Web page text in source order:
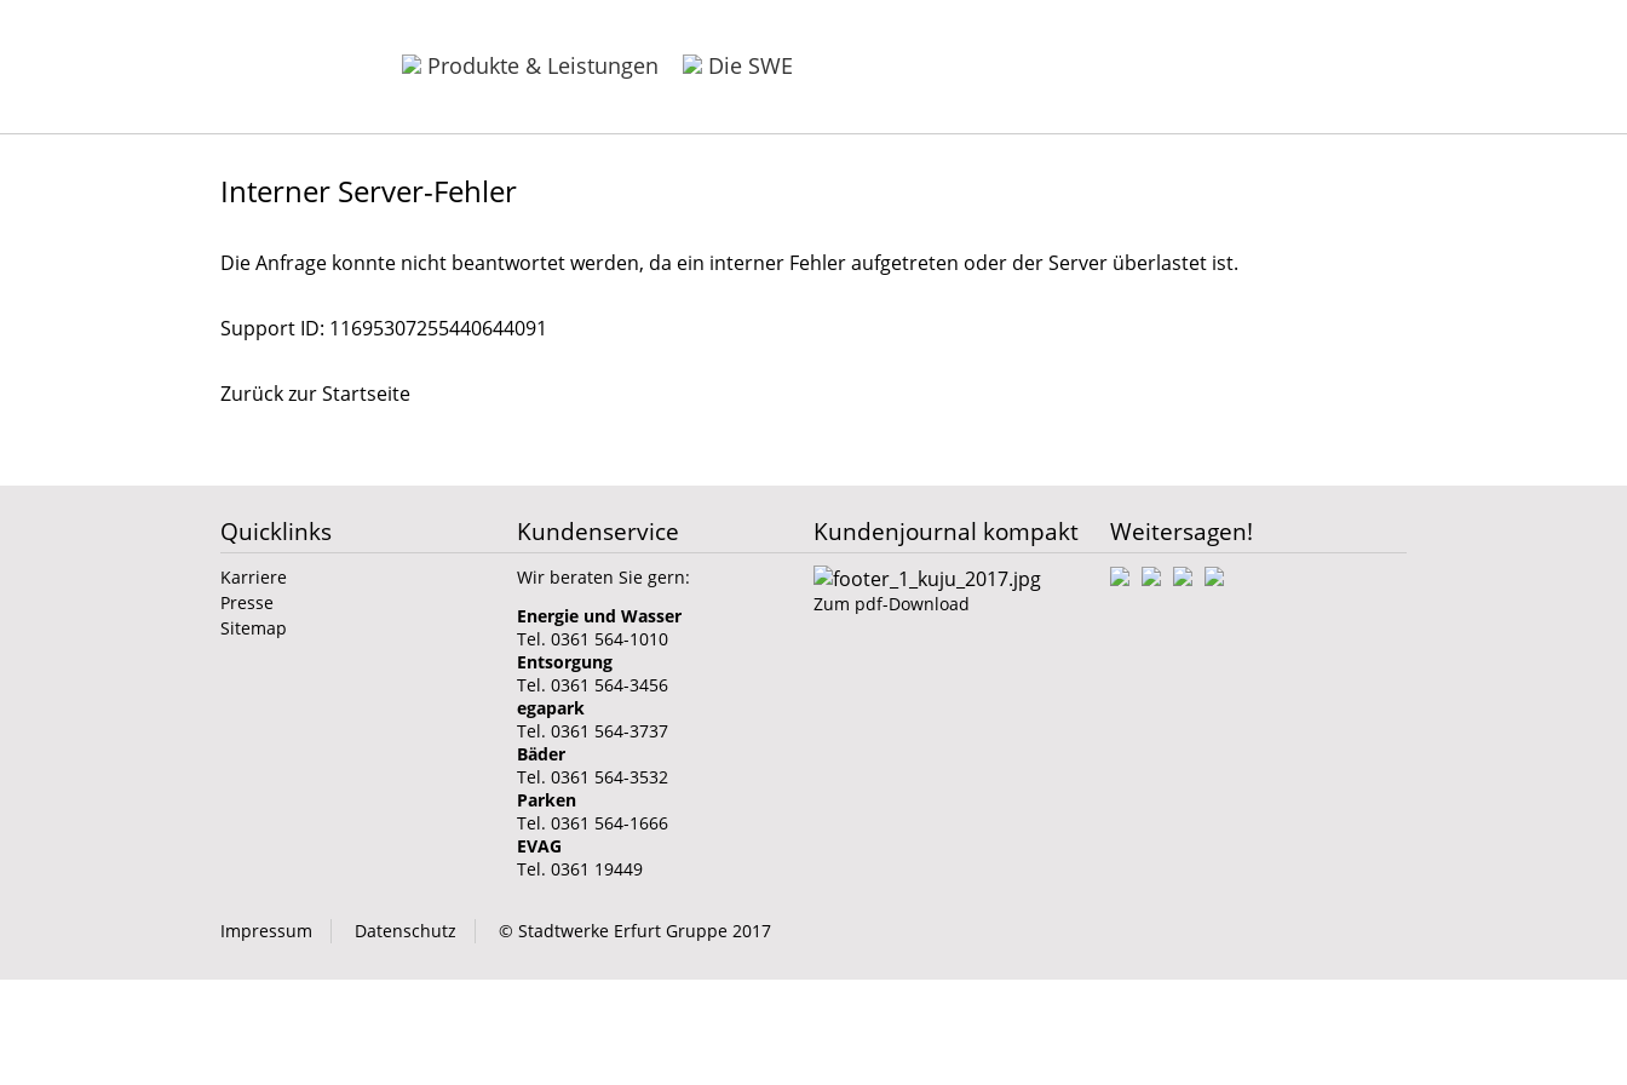
Produkte & Leistungen Die SWE
Interner Server-Fehler
Die Anfrage konnte nicht beantwortet werden, da ein interner Fehler aufgetreten oder der Server überlastet ist.
Support ID: 11695307255440644091
Zurück zur Startseite
Quicklinks
Karriere
Presse
Sitemap
Kundenservice
Wir beraten Sie gern:
Energie und Wasser
Tel. 0361 564-1010
Entsorgung
Tel. 0361 564-3456
egapark
Tel. 0361 564-3737
Bäder
Tel. 0361 564-3532
Parken
Tel. 0361 564-1666
EVAG
Tel. 0361 19449
Kundenjournal kompakt
Zum pdf-Download
Weitersagen!
Impressum Datenschutz © Stadtwerke Erfurt Gruppe 2017